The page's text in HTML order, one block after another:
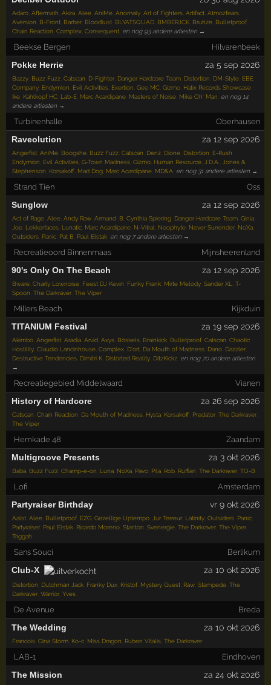
Adaro ,Aftermath ,Akira ,Alee ,AniMe ,Anomaly ,Art of Fighters ,Artifact ,Atmozfears
Aversion B-Front Barber Bloodlust BLYATSQUAD BMBERJCK Bruhze Bulletproof
Chain Reaction ,Complex ,Consequent en nog 93 andere artiesten →
Beekse Bergen Hilvarenbeek
Pokke Herrie za 5 sep 2026
Bazzy Buzz Fuzz ,Catscan D-Fighter Danger Hardcore Team Distortion DM-Style EBE
Company Endymion Evil Activities Exertion ,Gee MC ,Gizmo Hatix Records Showcase
Ike Kahlkopf HC Lab-E Marc Acardipane Masters of Noise Mike Oh' Man en nog 14
andere artiesten →
Turbinenhalle Oberhausen
Raveolution za 12 sep 2026
Angerfist ,AniMe Boogshe Buzz Fuzz ,Catscan Denz Dione Distortion E-Rush
Endymion Evil Activities ,G-Town Madness ,Gizmo Human Resource J.D.A.
Jones &
Stephenson Korsakoff Mad Dog Marc Acardipane MD&A en nog 31 andere artiesten →
Strand Tien Oss
Sunglow za 12 sep 2026
Act of Rage ,Alee ,Andy Raw ,Armand B ,Cynthia Spiering Danger Hardcore Team ,Ginia
Joe Lekkerfaces Lunatic Marc Acardipane N-Vitral Neophyte Never Surrender NoXa
Outsiders Panic Pat B Paul Elstak en nog 7 andere artiesten →
Recreatieoord Binnenmaas Mijnsheerenland
90's Only On The Beach za 12 sep 2026
Bware ,Charly Lownoise Feest DJ Kevin Funky Frank Mirte Melody ,Sander XL ,T-
Spoon ,The Darkraver ,The Viper
Millers Beach Kijkduin
TITANIUM Festival za 19 sep 2026
Akimbo ,Angerfist ,Aradia ,Arvid ,Axys Bössels Brainkick Bulletproof ,Catscan ,Chaotic
Hostility ,Claudio Lancinhouse ,Complex D'ort Da Mouth of Madness Dano Dazzler
Destructive Tendencies Dimitri K Distorted Reality DitzKickz en nog 70 andere artiesten
→
Recreatiegebied Middelwaard Vianen
History of Hardcore za 26 sep 2026
Catscan ,Chain Reaction Da Mouth of Madness Hysta Korsakoff Predator ,The Darkraver
The Viper
Hemkade 48 Zaandam
Multigroove Presents za 3 okt 2026
Baba Buzz Fuzz ,Champ-e-on Luna NoXa Pavo Pila Rob Ruffian ,The Darkraver ,TO-B
Lofi Amsterdam
Partyraiser Birthday vr 9 okt 2026
Aalst ,Alee Bulletproof EZG ,Gezellige Uptempo Jur Terreur Latinity ,Outsiders Panic
Partyraiser Paul Elstak Ricardo Moreno ,Stanton ,Svenergie ,The Darkraver ,The Viper
Triggah
Sans Souci Berlikum
Club-X za 10 okt 2026
Distortion Dutchman Jack Franky Dux Kristof Mystery Guest Raw ,Stampede ,The
Darkraver ,Warrior ,Yves
De Avenue Breda
The Wedding za 10 okt 2026
Francois ,Gina Storm Ko-c Miss Dragon Ruben Vitalis ,The Darkraver
LAB-1 Eindhoven
The Mission za 24 okt 2026